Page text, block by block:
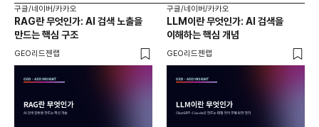
구글/네이버/카카오
RAG란 무엇인가: AI 검색 노출을
만드는 핵심 구조
GEO리드젠랩
구글/네이버/카카오
LLM이란 무엇인가: AI 검색을
이해하는 핵심 개념
GEO리드젠랩